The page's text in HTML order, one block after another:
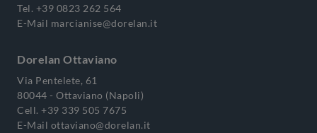
Tel. +39 0823 262 564
E-Mail marcianise@dorelan.it
Dorelan Ottaviano
Via Pentelete, 61
80044 - Ottaviano (Napoli)
Cell. +39 339 505 7675
E-Mail ottaviano@dorelan.it